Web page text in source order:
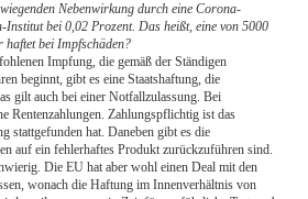
Nebenwirkung durch eine Corona-
bei 0,02 Prozent. Das heißt, eine von 5000
haftet bei Impfschäden?
Impfung, die gemäß der Ständigen
beginnt, gibt es eine Staatshaftung, die
gilt auch bei einer Notfallzulassung. Bei
Rentenzahlungen. Zahlungspflichtig ist das
stattgefunden hat. Daneben gibt es die
auf ein fehlerhaftes Produkt zurückzuführen sind.
Die EU hat aber wohl einen Deal mit den
wonach die Haftung im Innenverhältnis von